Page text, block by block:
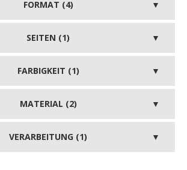
FORMAT (4)
SEITEN (1)
FARBIGKEIT (1)
MATERIAL (2)
VERARBEITUNG (1)